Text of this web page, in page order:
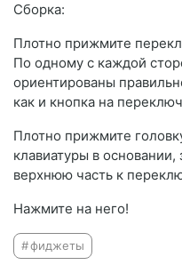
Сборка:
Плотно прижмите
По одному с каждой
ориентированы
как и кнопка на
Плотно прижмите
клавиатуры в
верхнюю часть к
Нажмите на него!
фиджеты